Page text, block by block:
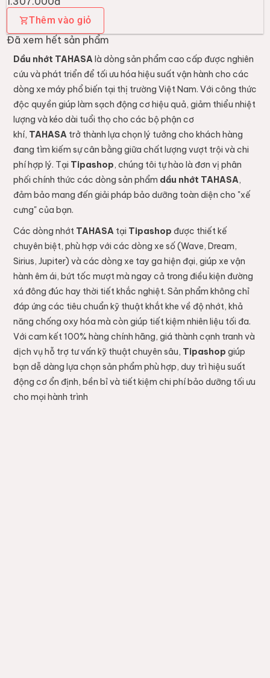
Thêm vào giỏ
Đã xem hết sản phẩm
Dầu nhớt TAHASAlà dòng sản phẩm cao cấp được nghiên
cứu và phát triển để tối ưu hóa hiệu suất vận hành cho các
dòng xe máy phổ biến tại thị trường Việt Nam. Với công thức
độc quyền giúp làm sạch động cơ hiệu quả, giảm thiểu nhiệt
lượng và kéo dài tuổi thọ cho các bộ phận cơ
khí, TAHASA trở thành lựa chọn lý tưởng cho khách hàng
đang tìm kiếm sự cân bằng giữa chất lượng vượt trội và chi
phí hợp lý. Tại Tipashop, chúng tôi tự hào là đơn vị phân
phối chính thức các dòng sản phẩm dầu nhớt TAHASA,
đảm bảo mang đến giải pháp bảo dưỡng toàn diện cho "xế
cưng" của bạn.
Các dòng nhớt TAHASA tại Tipashop được thiết kế
chuyên biệt, phù hợp với các dòng xe số (Wave, Dream,
Sirius, Jupiter) và các dòng xe tay ga hiện đại, giúp xe vận
hành êm ái, bứt tốc mượt mà ngay cả trong điều kiện đường
xá đông đúc hay thời tiết khắc nghiệt. Sản phẩm không chỉ
đáp ứng các tiêu chuẩn kỹ thuật khắt khe về độ nhớt, khả
năng chống oxy hóa mà còn giúp tiết kiệm nhiên liệu tối đa.
Với cam kết 100% hàng chính hãng, giá thành cạnh tranh và
dịch vụ hỗ trợ tư vấn kỹ thuật chuyên sâu, Tipashop giúp
bạn dễ dàng lựa chọn sản phẩm phù hợp, duy trì hiệu suất
động cơ ổn định, bền bỉ và tiết kiệm chi phí bảo dưỡng tối ưu
cho mọi hành trình